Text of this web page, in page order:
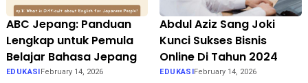
ABC Jepang: Panduan
Lengkap untuk Pemula
Belajar Bahasa Jepang
EDUKASI February 14, 2026
Abdul Aziz Sang Joki
Kunci Sukses Bisnis
Online Di Tahun 2024
EDUKASI February 14, 2026